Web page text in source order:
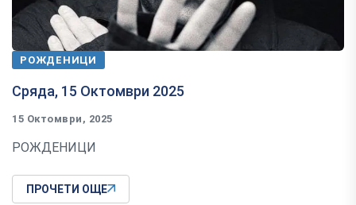
РОЖДЕНИЦИ
Сряда, 15 Октомври 2025
15 Октомври, 2025
РОЖДЕНИЦИ
ПРОЧЕТИ ОЩЕ